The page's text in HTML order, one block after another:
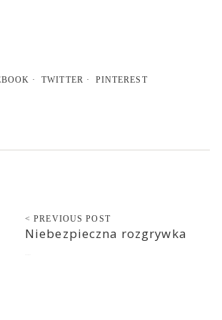
TWITTER PINTEREST
< PREVIOUS POST
Niebezpieczna rozgrywka